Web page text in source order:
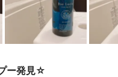
ー発見☆